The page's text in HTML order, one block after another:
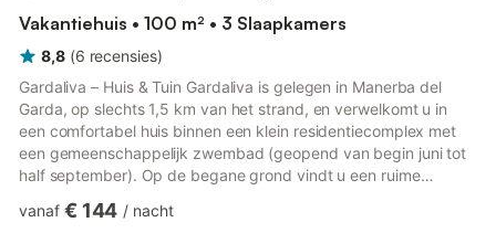
Vakantiehuis • 100 m² • 3 Slaapkamers
8,8 (6 recensies)
Gardaliva – Huis & Tuin Gardaliva is gelegen in Manerba del
Garda, op slechts 1,5 km van het strand, en verwelkomt u in
een comfortabel huis binnen een klein residentiecomplex met
een gemeenschappelijk zwembad (geopend van begin juni tot
half september). Op de begane grond vindt u een ruime
overdekt terras met tafel en stoelen, met uitzicht op de
vanaf € 144 / nacht